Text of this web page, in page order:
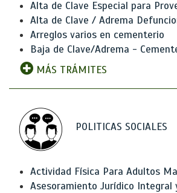
Alta de Clave Especial para
Alta de Clave / Adrema
Arreglos varios en cementerio
Baja de Clave/Adrema -
MÁS TRÁMITES
POLITICAS SOCIALES
Actividad Física Para Adultos
Asesoramiento Jurídico Integral